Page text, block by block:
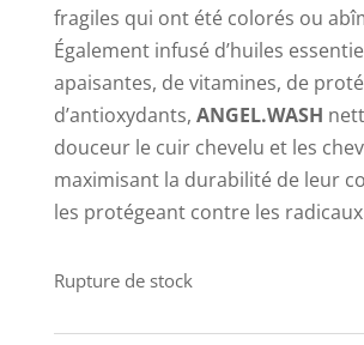
fragiles qui ont été colorés ou
Également infusé d’huiles
apaisantes, de vitamines, de
d’antioxydants, ANGEL.WASH
douceur le cuir chevelu et les
maximisant la durabilité de leur
les protégeant contre les
Rupture de stock